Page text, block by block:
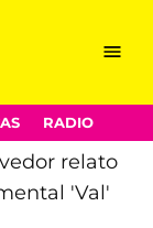
Menu
RADIO